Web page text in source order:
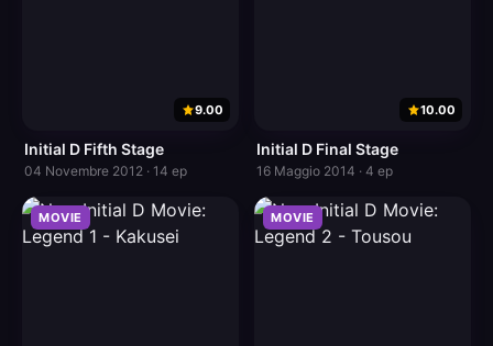
9.00
Initial D Fifth Stage
04 Novembre 2012 · 14 ep
10.00
Initial D Final Stage
16 Maggio 2014 · 4 ep
MOVIE MOVIE